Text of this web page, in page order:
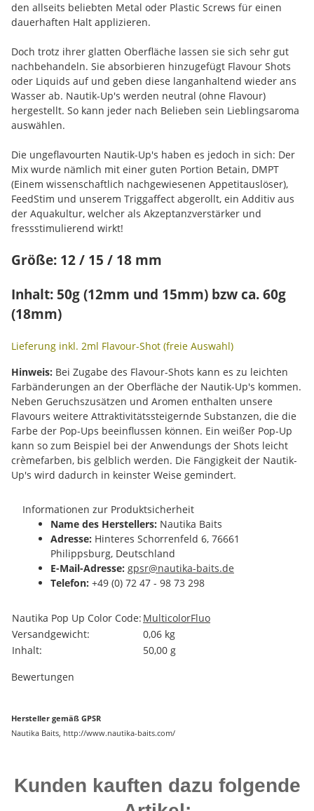
den allseits beliebten Metal oder Plastic Screws für einen
dauerhaften Halt applizieren.
Doch trotz ihrer glatten Oberfläche lassen sie sich sehr gut
nachbehandeln. Sie absorbieren hinzugefügt Flavour Shots
oder Liquids auf und geben diese langanhaltend wieder ans
Wasser ab. Nautik-Up's werden neutral (ohne Flavour)
hergestellt. So kann jeder nach Belieben sein Lieblingsaroma
auswählen.
Die ungeflavourten Nautik-Up's haben es jedoch in sich: Der
Mix wurde nämlich mit einer guten Portion Betain, DMPT
(Einem wissenschaftlich nachgewiesenen Appetitauslöser),
FeedStim und unserem Triggaffect abgerollt, ein Additiv aus
der Aquakultur, welcher als Akzeptanzverstärker und
fressstimulierend wirkt!
Größe: 12 / 15 / 18 mm
Inhalt: 50g (12mm und 15mm) bzw ca. 60g
(18mm)
Lieferung inkl. 2ml Flavour-Shot (freie Auswahl)
Hinweis: Bei Zugabe des Flavour-Shots kann es zu leichten
Farbänderungen an der Oberfläche der Nautik-Up's kommen.
Neben Geruchszusätzen und Aromen enthalten unsere
Flavours weitere Attraktivitätssteigernde Substanzen, die die
Farbe der Pop-Ups beeinflussen können. Ein weißer Pop-Up
kann so zum Beispiel bei der Anwendungs der Shots leicht
crèmefarben, bis gelblich werden. Die Fängigkeit der Nautik-
Up's wird dadurch in keinster Weise gemindert.
Informationen zur Produktsicherheit
Name des Herstellers: Nautika Baits
Adresse: Hinteres Schorrenfeld 6, 76661
Philippsburg, Deutschland
E-Mail-Adresse: gpsr@nautika-baits.de
Telefon: +49 (0) 72 47 - 98 73 298
Produkteigenschaft
Wert
Nautika Pop Up Color Code: MulticolorFluo
Versandgewicht:
0,06 kg
Inhalt:
50,00 g
Bewertungen
Hersteller gemäß GPSR
Nautika Baits, http://www.nautika-baits.com/
Kunden kauften dazu folgende